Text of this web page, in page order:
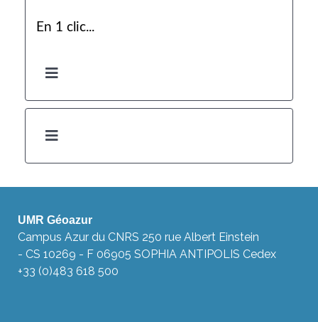
En 1 clic...
UMR Géoazur
Campus Azur du CNRS 250 rue Albert Einstein
- CS 10269 - F 06905 SOPHIA ANTIPOLIS Cedex
+33 (0)483 618 500